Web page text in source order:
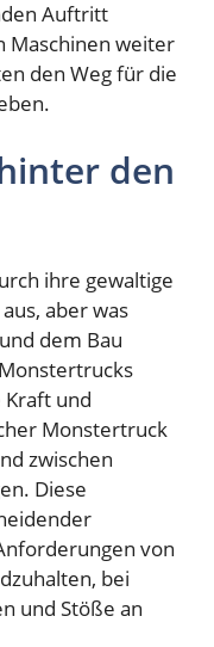
Auftritt
Maschinen weiter
den Weg für die
den
ihre gewaltige
aber was
dem Bau
und
Monstertruck
zwischen
Diese
von
bei
und Stöße an